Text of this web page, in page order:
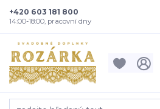
+420 603 181 800
14:00-18:00, pracovní dny